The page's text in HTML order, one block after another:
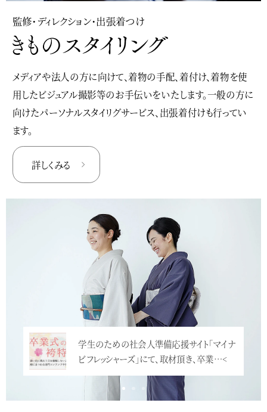
監修・ディレクション・出張着つけ
メディアや法人の方に向けて、着物の手配、着付け、着物を使
用したビジュアル撮影等のお手伝いをいたします。一般の方に
向けたパーソナルスタイリグサービス、出張着付けも行ってい
ます。
詳しくみる
学生のための社会人準備応援サイト「マイナ
ビフレッシャーズ」にて、取材頂き、卒業…<